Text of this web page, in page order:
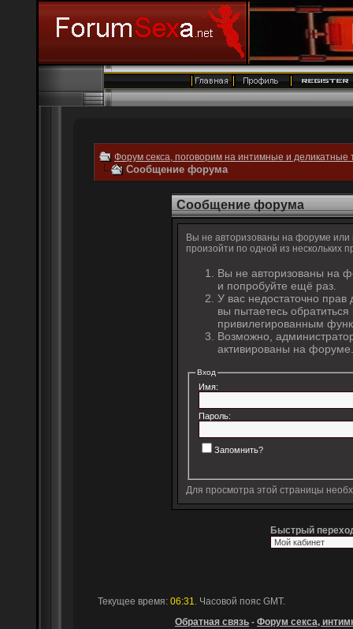
Форум секса, поговорим на интимные и деликатные
Сообщение форума
Сообщение форума
Вы не авторизованы на форуме или
произойти по одной из нескольких
Вы не авторизованы на
и попробуйте ещё раз.
У вас недостаточно
вы пытаетесь
привилегированным
Возможно,
активированы на форуме.
Вход
Имя:
Пароль:
Запомнить?
Для просмотра этой страницы
Быстрый
Текущее время: 06:31. Часовой пояс GMT.
Обратная связь - Форум секса,